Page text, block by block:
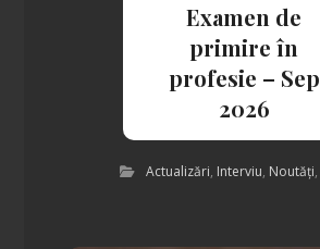
Examen de
primire în
profesie – Sep
2026
Actualizări, Interviu, Noutăți,